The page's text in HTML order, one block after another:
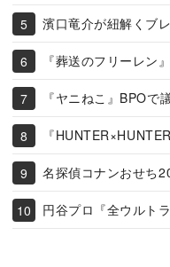
濱口竜介が紐解くブ
『葬送のフリーレン
『ヤニねこ』BPOで
『
名探偵コナンおせち
円谷プロ『全ウルト